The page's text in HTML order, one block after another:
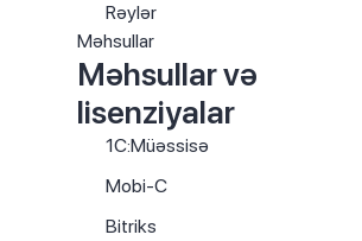
Rəylər
Məhsullar
Məhsullar və
lisenziyalar
1C:Müəssisə
Mobi-C
Bitriks